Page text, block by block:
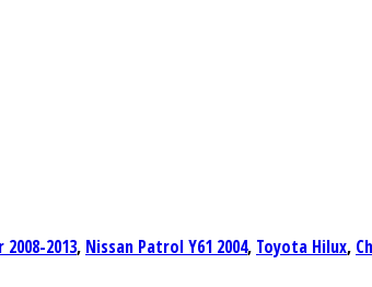
2013, Nissan Patrol Y61 2004, Toyota Hilux,